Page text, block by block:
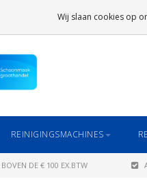
REINIGINGSMACHINES
DE € 100 EX.BTW
Wij slaan cookies op